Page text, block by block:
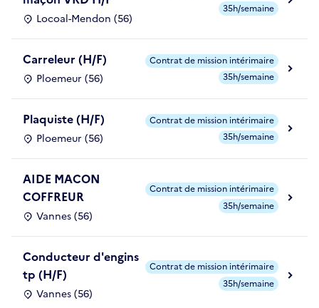
Locoal-Mendon (56)
35h/semaine
Carreleur (H/F)
Ploemeur (56)
Contrat de mission intérimaire
35h/semaine
Plaquiste (H/F)
Ploemeur (56)
Contrat de mission intérimaire
35h/semaine
AIDE MACON
COFFREUR
Vannes (56)
Contrat de mission intérimaire
35h/semaine
Conducteur d'engins
tp (H/F)
Vannes (56)
Contrat de mission intérimaire
35h/semaine